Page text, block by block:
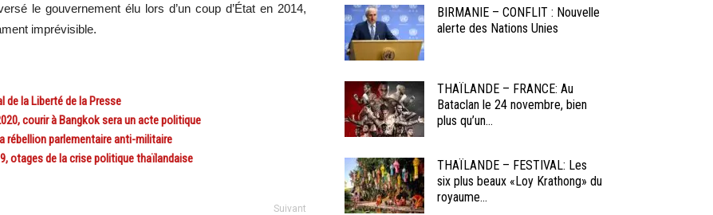
le gouvernement élu lors d’un coup d’État en 2014,
imprévisible.
la Liberté de la Presse
courir à Bangkok sera un acte politique
rébellion parlementaire anti-militaire
otages de la crise politique thaïlandaise
Suivant
BIRMANIE – CONFLIT : Nouvelle
alerte des Nations Unies
THAÏLANDE – FRANCE: Au
Bataclan le 24 novembre, bien
plus qu’un...
THAÏLANDE – FESTIVAL: Les
six plus beaux «Loy Krathong» du
royaume...